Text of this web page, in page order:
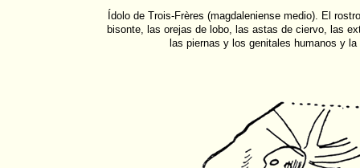
Ídolo de Trois-Frères (magdaleniense medio). El
bisonte, las orejas de lobo, las astas de ciervo, las
las piernas y los genitales humanos y